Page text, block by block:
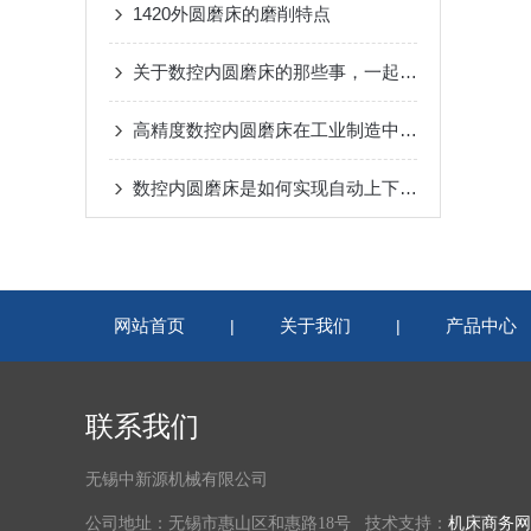
1420外圆磨床的磨削特点
关于数控内圆磨床的那些事，一起来了解下吧
高精度数控内圆磨床在工业制造中的应用
数控内圆磨床是如何实现自动上下料的？
网站首页 | 关于我们 | 产品中心
联系我们
无锡中新源机械有限公司
公司地址：无锡市惠山区和惠路18号 技术支持： 机床商务网